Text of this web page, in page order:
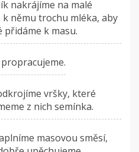
nakrájíme na malé
němu trochu mléka, aby
přidáme k masu.
vršky, které
z nich semínka.
masovou směsí,